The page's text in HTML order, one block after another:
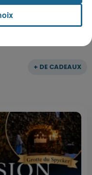
+ DE CADEAUX
pour Plopsaland